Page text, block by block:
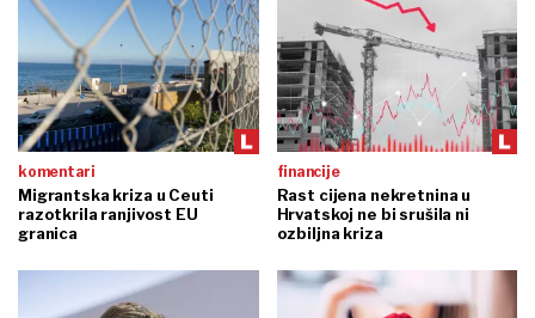
komentari
Migrantska kriza u Ceuti
razotkrila ranjivost EU
granica
financije
Rast cijena nekretnina u
Hrvatskoj ne bi srušila ni
ozbiljna kriza